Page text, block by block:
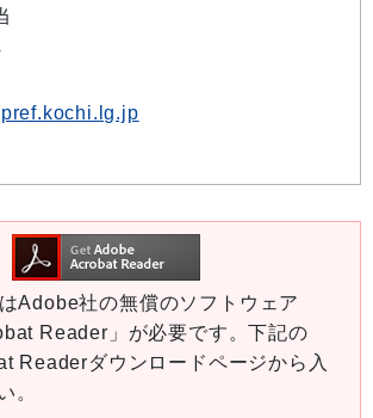
Adobe社の無償のソフトウェア
Reader」が必要です。下記の
Readerダウンロードページから入
。